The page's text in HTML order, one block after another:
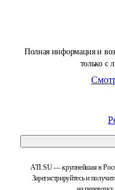
Полная информация и
только с
ATI.SU — крупнейшая в
Зарегистрируйтесь и